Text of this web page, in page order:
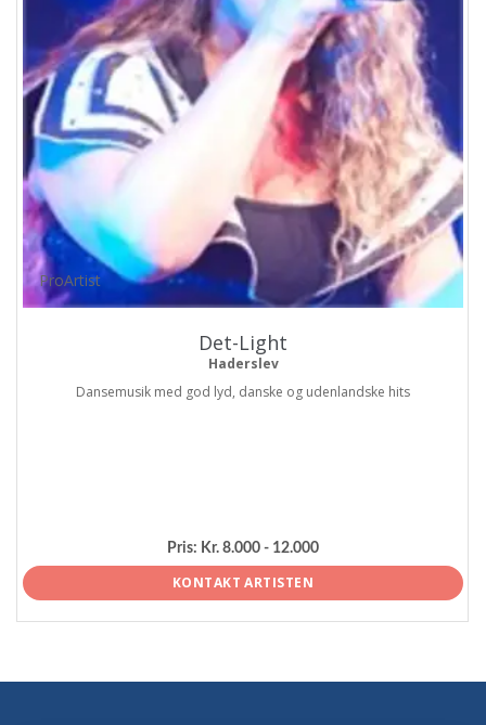
ProArtist
Det-Light
Haderslev
Dansemusik med god lyd, danske og udenlandske hits
Pris: Kr. 8.000 - 12.000
KONTAKT ARTISTEN